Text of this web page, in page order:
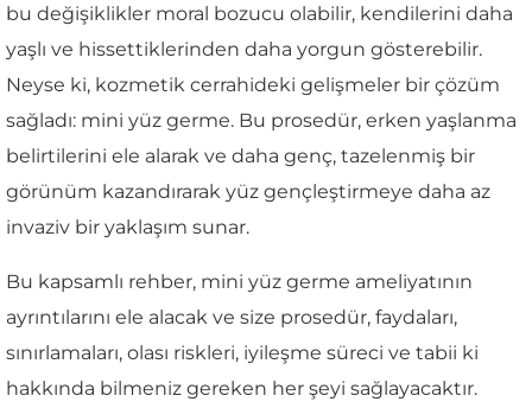
bu değişiklikler moral bozucu olabilir, kendilerini daha
yaşlı ve hissettiklerinden daha yorgun gösterebilir.
Neyse ki, kozmetik cerrahideki gelişmeler bir çözüm
sağladı: mini yüz germe. Bu prosedür, erken yaşlanma
belirtilerini ele alarak ve daha genç, tazelenmiş bir
görünüm kazandırarak yüz gençleştirmeye daha az
invaziv bir yaklaşım sunar.
Bu kapsamlı rehber, mini yüz germe ameliyatının
ayrıntılarını ele alacak ve size prosedür, faydaları,
sınırlamaları, olası riskleri, iyileşme süreci ve tabii ki
hakkında bilmeniz gereken her şeyi sağlayacaktır.